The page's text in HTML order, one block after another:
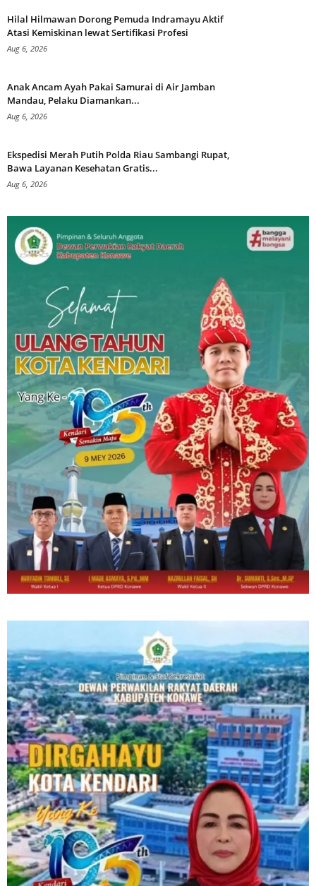
Hilal Hilmawan Dorong Pemuda Indramayu Aktif
Atasi Kemiskinan lewat Sertifikasi Profesi
Aug 6, 2026
Anak Ancam Ayah Pakai Samurai di Air Jamban
Mandau, Pelaku Diamankan...
Aug 6, 2026
Ekspedisi Merah Putih Polda Riau Sambangi Rupat,
Bawa Layanan Kesehatan Gratis...
Aug 6, 2026